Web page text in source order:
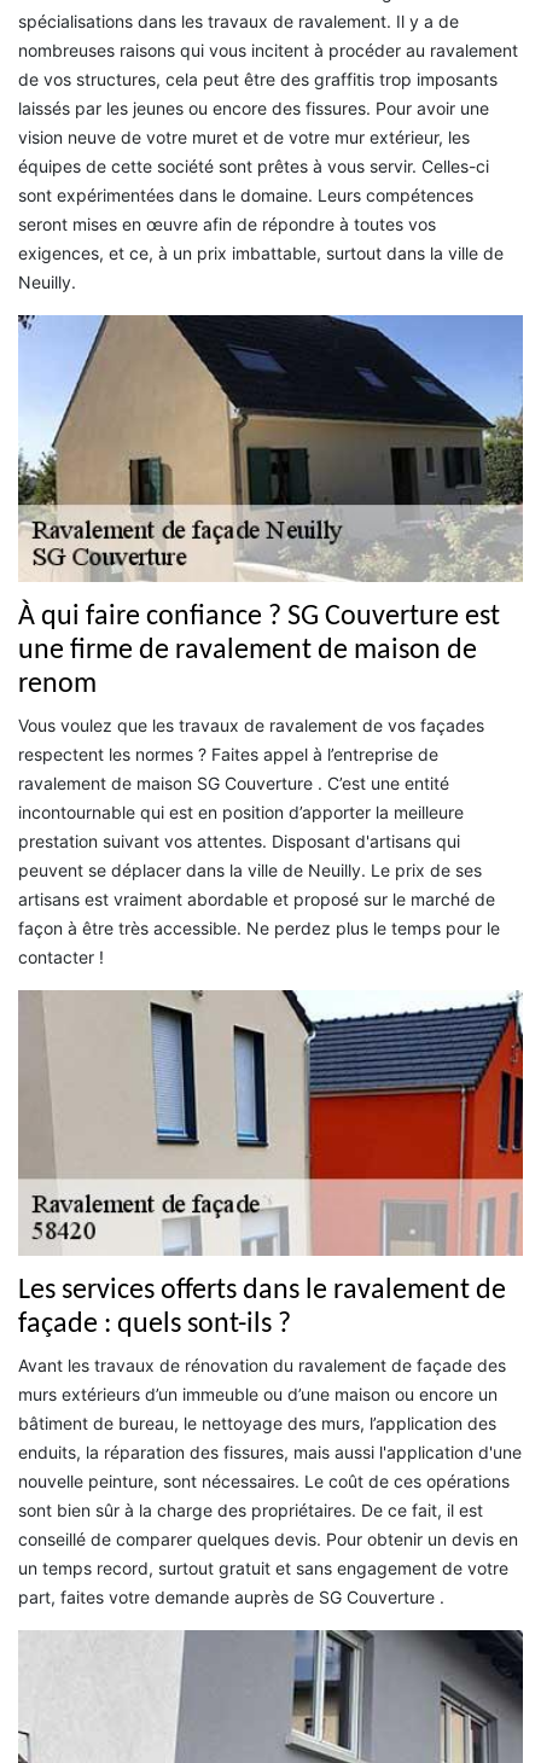
spécialisations dans les travaux de ravalement. Il y a de
nombreuses raisons qui vous incitent à procéder au ravalement
de vos structures, cela peut être des graffitis trop imposants
laissés par les jeunes ou encore des fissures. Pour avoir une
vision neuve de votre muret et de votre mur extérieur, les
équipes de cette société sont prêtes à vous servir. Celles-ci
sont expérimentées dans le domaine. Leurs compétences
seront mises en œuvre afin de répondre à toutes vos
exigences, et ce, à un prix imbattable, surtout dans la ville de
Neuilly.
À qui faire confiance ? SG Couverture est
une firme de ravalement de maison de
renom
Vous voulez que les travaux de ravalement de vos façades
respectent les normes ? Faites appel à l’entreprise de
ravalement de maison SG Couverture . C’est une entité
incontournable qui est en position d’apporter la meilleure
prestation suivant vos attentes. Disposant d'artisans qui
peuvent se déplacer dans la ville de Neuilly. Le prix de ses
artisans est vraiment abordable et proposé sur le marché de
façon à être très accessible. Ne perdez plus le temps pour le
contacter !
Les services offerts dans le ravalement de
façade : quels sont-ils ?
Avant les travaux de rénovation du ravalement de façade des
murs extérieurs d’un immeuble ou d’une maison ou encore un
bâtiment de bureau, le nettoyage des murs, l’application des
enduits, la réparation des fissures, mais aussi l'application d'une
nouvelle peinture, sont nécessaires. Le coût de ces opérations
sont bien sûr à la charge des propriétaires. De ce fait, il est
conseillé de comparer quelques devis. Pour obtenir un devis en
un temps record, surtout gratuit et sans engagement de votre
part, faites votre demande auprès de SG Couverture .